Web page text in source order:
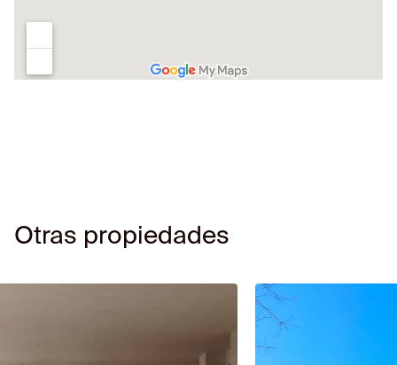
Otras propiedades